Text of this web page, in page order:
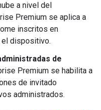
a nivel del
Premium se aplica a
inscritos en
el dispositivo.
de
Premium se habilita a
de invitado
administrados.